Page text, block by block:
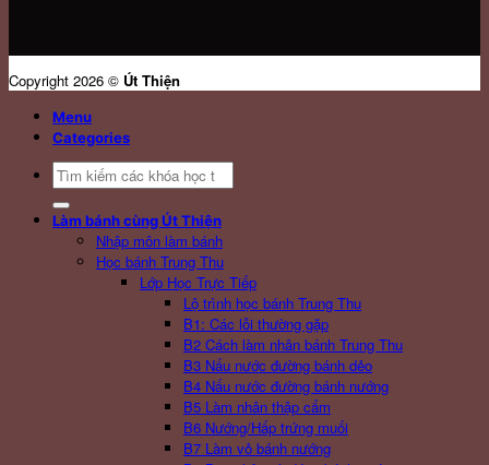
Copyright 2026 © Út Thiện
Menu
Categories
Search
for:
Làm bánh cùng Út Thiện
Nhập môn làm bánh
Học bánh Trung Thu
Lớp Học Trực Tiếp
Lộ trình học bánh Trung Thu
B1: Các lỗi thường gặp
B2 Cách làm nhân bánh Trung Thu
B3 Nấu nước đường bánh dẻo
B4 Nấu nước đường bánh nướng
B5 Làm nhân thập cẩm
B6 Nướng/Hấp trứng muối
B7 Làm vỏ bánh nướng